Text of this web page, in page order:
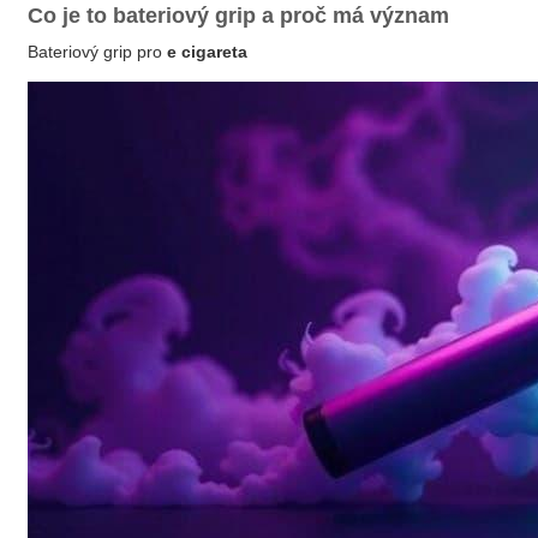
Co je to bateriový grip a proč má význam
Bateriový grip proe cigareta